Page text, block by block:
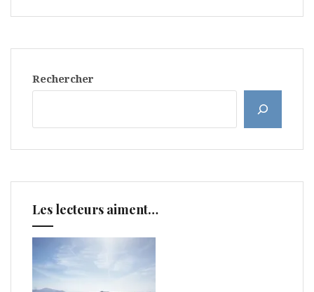
Rechercher
Les lecteurs aiment…